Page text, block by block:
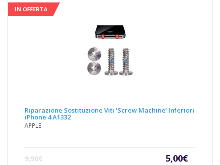
IN OFFERTA
Riparazione Sostituzione Viti ‘Screw Machine’ Inferiori
iPhone 4 A1332
APPLE
9,90€ 5,00€
Il